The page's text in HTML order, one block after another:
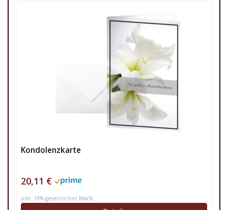
Kondolenzkarte
20,11 €
inkl. 19% gesetzlicher MwSt.